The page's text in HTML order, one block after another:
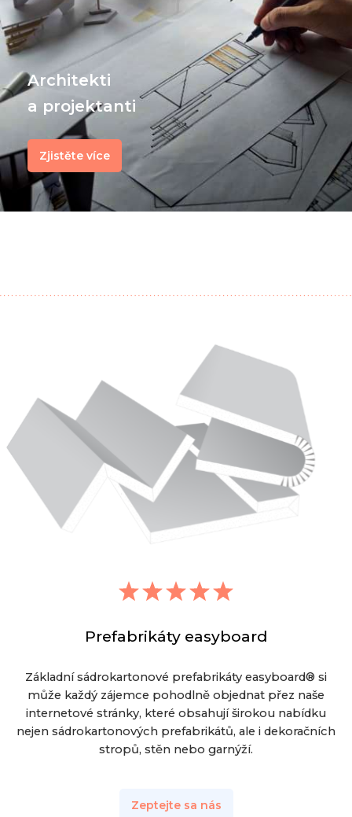
Architekti
a projektanti
Zjistěte více
Prefabrikáty easyboard
Základní sádrokartonové prefabrikáty easyboard® si
může každý zájemce pohodlně objednat přez naše
internetové stránky, které obsahují širokou nabídku
nejen sádrokartonových prefabrikátů, ale i dekoračních
stropů, stěn nebo garnýží.
Zeptejte sa nás